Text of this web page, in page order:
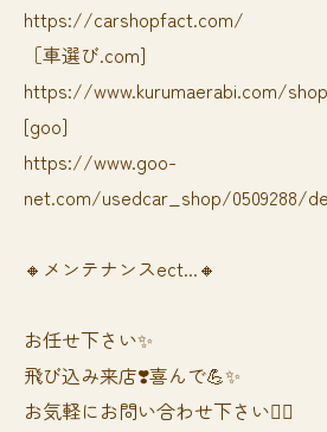
https://carshopfact.com/
［車選び.com]
https://www.kurumaerabi.com/
[goo]
https://www.goo-
net.com/usedcar_shop/0509288/
🔸メンテナンスect...🔸
お任せ下さい✨
飛び込み来店❣️喜んで💪✨
お気軽にお問い合わせ下さい🙆‍♀️